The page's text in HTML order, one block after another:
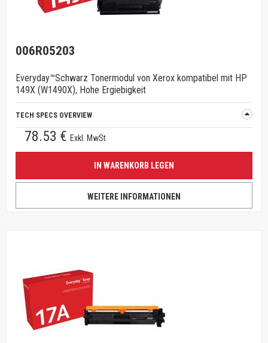
006R05203
Everyday™Schwarz Tonermodul von Xerox kompatibel mit HP
149X (W1490X), Hohe Ergiebigkeit
TECH SPECS OVERVIEW
78.53 € Exkl. MwSt
IN WARENKORB LEGEN
WEITERE INFORMATIONEN